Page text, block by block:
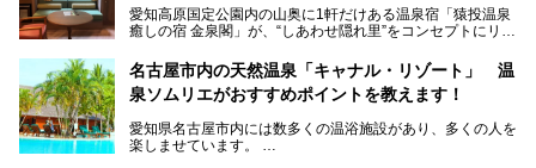
さっそく取材してきました！
愛知高原国定公園内の山奥に1軒だけある温泉宿「猿投温泉
癒しの宿 金泉閣」が、“しあわせ隠れ里”をコンセプトにリニ
天然ラドン温泉が堪能できるお風呂や、新設・改装された客
室、地元の食材と温泉水で作られたお料理……。
ご紹介します。
名古屋市内の天然温泉「キャナル・リゾート」 温
泉ソムリエがおすすめポイントを教えます！
愛知県名古屋市内には数多くの温浴施設があり、多くの人を
楽しませています。